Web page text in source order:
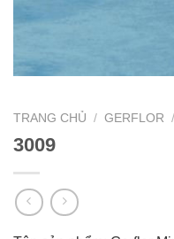
TRANG CHỦ / GERFLOR /
3009